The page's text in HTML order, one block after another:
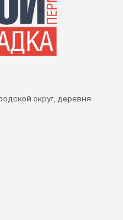
округ, деревня